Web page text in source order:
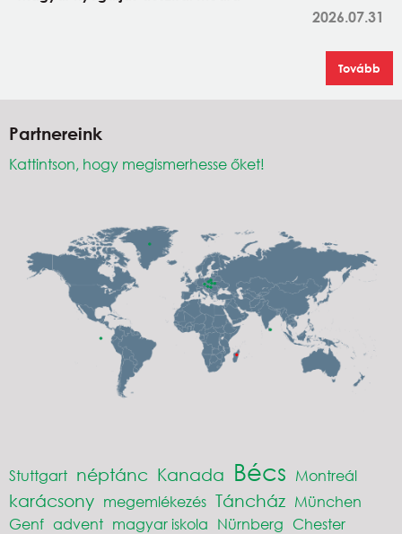
2026.07.31
Tovább
Partnereink
Kattintson, hogy megismerhesse őket!
Stuttgart néptánc Kanada Bécs Montreál
karácsony megemlékezés Táncház München
Genf advent magyar iskola Nürnberg Chester